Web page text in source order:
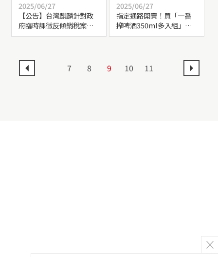
2025/06/27
【公告】台灣麒麟針對政
府臨時課徵反傾銷稅案聲
明事宜
2025/06/27
指定通路開賣！買「一番
搾啤酒350ml多入組」兩
組，享加價購199元，即可
7 8 9 10 11